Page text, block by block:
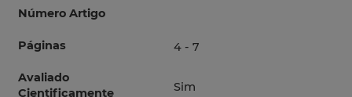
Número Artigo
Páginas 4 - 7
Avaliado
Cientificamente
Sim